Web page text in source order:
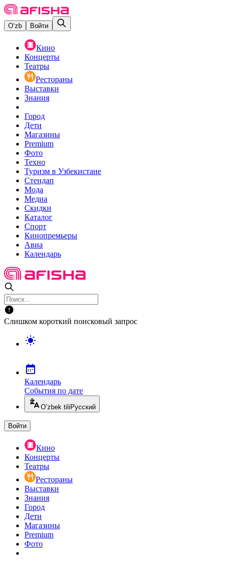
O‘zb Войти
Кино
Концерты
Театры
Рестораны
Выставки
Знания
Город
Дети
Магазины
Premium
Фото
Техно
Туризм в Узбекистане
Стендап
Мода
Медиа
Скидки
Каталог
Спорт
Кинопремьеры
Авиа
Календарь
Слишком короткий поисковый запрос
Календарь
События по дате
O’zbek tili Русский
Войти
Кино
Концерты
Театры
Рестораны
Выставки
Знания
Город
Дети
Магазины
Premium
Фото